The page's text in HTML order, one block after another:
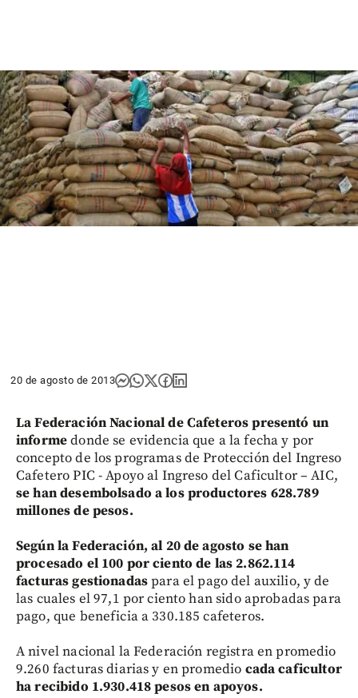
20 de agosto de 2013
La Federación Nacional de Cafeteros presentó un
informedonde se evidencia que a la fecha y por
concepto de los programas de Protección del Ingreso
Cafetero PIC - Apoyo al Ingreso del Caficultor – AIC,
se han desembolsado a los productores 628.789
millones de pesos.
Según la Federación, al 20 de agosto se han
procesado el 100 por ciento de las 2.862.114
facturas gestionadaspara el pago del auxilio, y de
las cuales el 97,1 por ciento han sido aprobadas para
pago, que beneficia a 330.185 cafeteros.
A nivel nacional la Federación registra en promedio
9.260 facturas diarias y en promedio cada caficultor
ha recibido 1.930.418 pesos en apoyos.